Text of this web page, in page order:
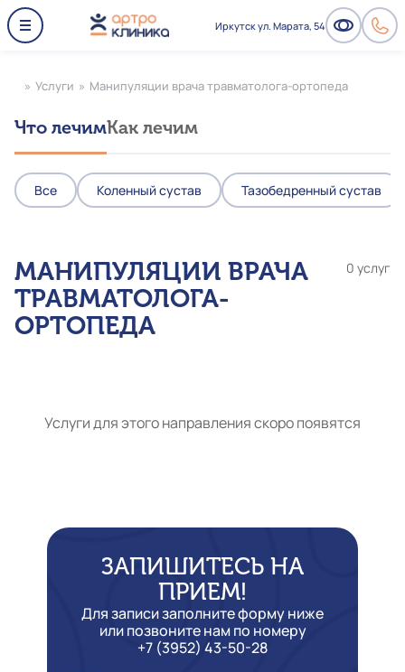
Иркутск ул. Марата, 54
» Услуги » Манипуляции врача травматолога-ортопеда
Что лечимКак лечим
Все Коленный сустав Тазобедренный сустав
МАНИПУЛЯЦИИ ВРАЧА
ТРАВМАТОЛОГА-
ОРТОПЕДА
0 услуг
Услуги для этого направления скоро появятся
ЗАПИШИТЕСЬ НА
ПРИЕМ!
Для записи заполните форму ниже
или позвоните нам по номеру
+7 (3952) 43-50-28